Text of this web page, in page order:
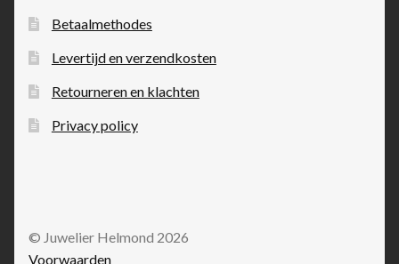
Betaalmethodes
Levertijd en verzendkosten
Retourneren en klachten
Privacy policy
© Juwelier Helmond 2026
Voorwaarden